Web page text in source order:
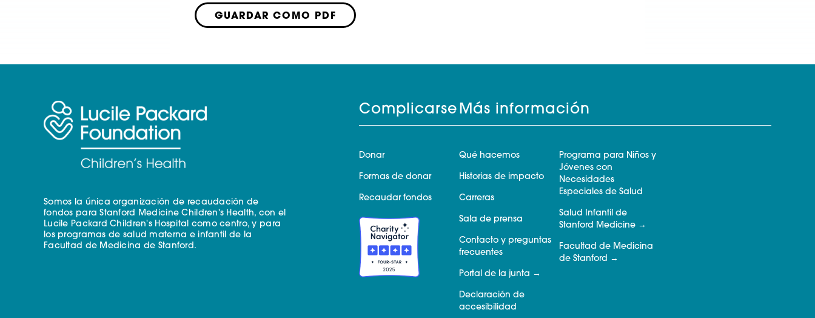
GUARDAR COMO PDF
Somos la única organización de recaudación de
fondos para Stanford Medicine Children's Health, con el
Lucile Packard Children's Hospital como centro, y para
los programas de salud materna e infantil de la
Facultad de Medicina de Stanford.
Complicarse
Donar
Formas de donar
Recaudar fondos
Más información
Qué hacemos
Historias de impacto
Carreras
Sala de prensa
Contacto y preguntas
frecuentes
Portal de la junta
Declaración de
accesibilidad
Programa para Niños y
Jóvenes con
Necesidades
Especiales de Salud
Salud Infantil de
Stanford Medicine
Facultad de Medicina
de Stanford